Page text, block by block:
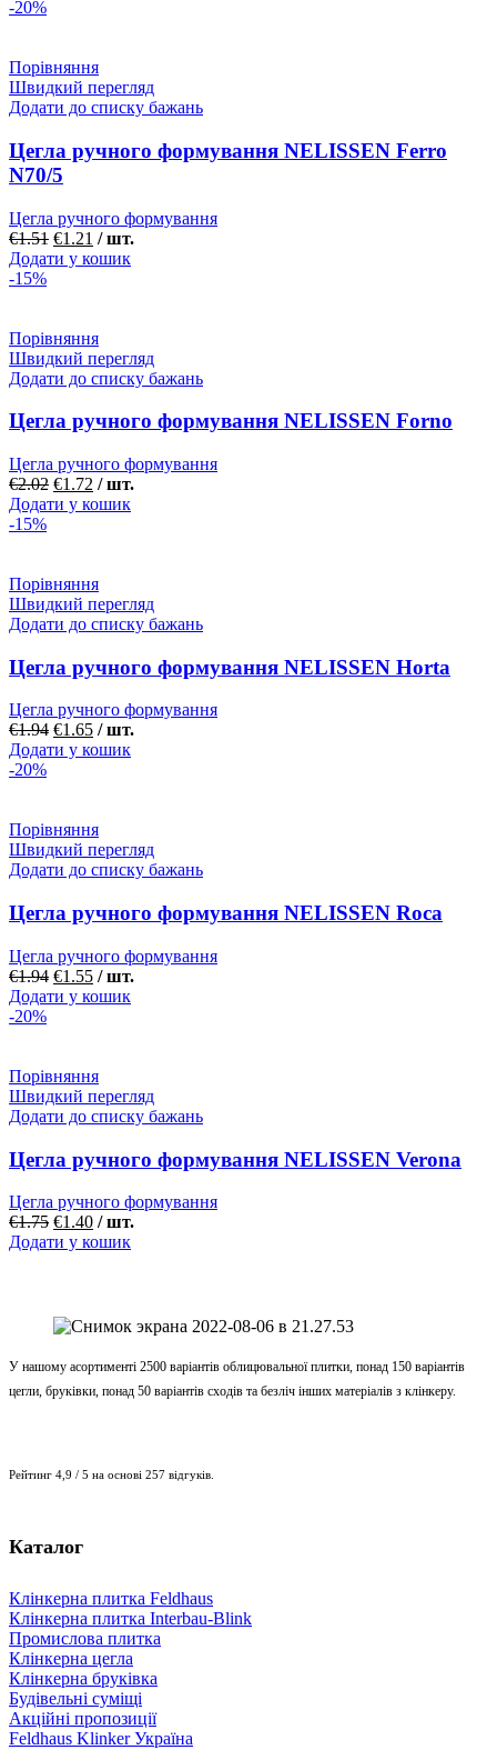
-20%
Порівняння
Швидкий перегляд
Додати до списку бажань
Цегла ручного формування NELISSEN Ferro
N70/5
Цегла ручного формування
€1.51 €1.21 / шт.
Додати у кошик
-15%
Порівняння
Швидкий перегляд
Додати до списку бажань
Цегла ручного формування NELISSEN Forno
Цегла ручного формування
€2.02 €1.72 / шт.
Додати у кошик
-15%
Порівняння
Швидкий перегляд
Додати до списку бажань
Цегла ручного формування NELISSEN Horta
Цегла ручного формування
€1.94 €1.65 / шт.
Додати у кошик
-20%
Порівняння
Швидкий перегляд
Додати до списку бажань
Цегла ручного формування NELISSEN Roca
Цегла ручного формування
€1.94 €1.55 / шт.
Додати у кошик
-20%
Порівняння
Швидкий перегляд
Додати до списку бажань
Цегла ручного формування NELISSEN Verona
Цегла ручного формування
€1.75 €1.40 / шт.
Додати у кошик
У нашому асортименті 2500 варіантів облицювальної плитки, понад 150 варіантів
цегли, бруківки, понад 50 варіантів сходів та безліч інших матеріалів з клінкеру.
Рейтинг 4,9 / 5 на основі 257 відгуків.
Каталог
Клінкерна плитка Feldhaus
Клінкерна плитка Interbau-Blink
Промислова плитка
Клінкерна цегла
Клінкерна бруківка
Будівельні суміщі
Акційні пропозиції
Feldhaus Klinker Україна